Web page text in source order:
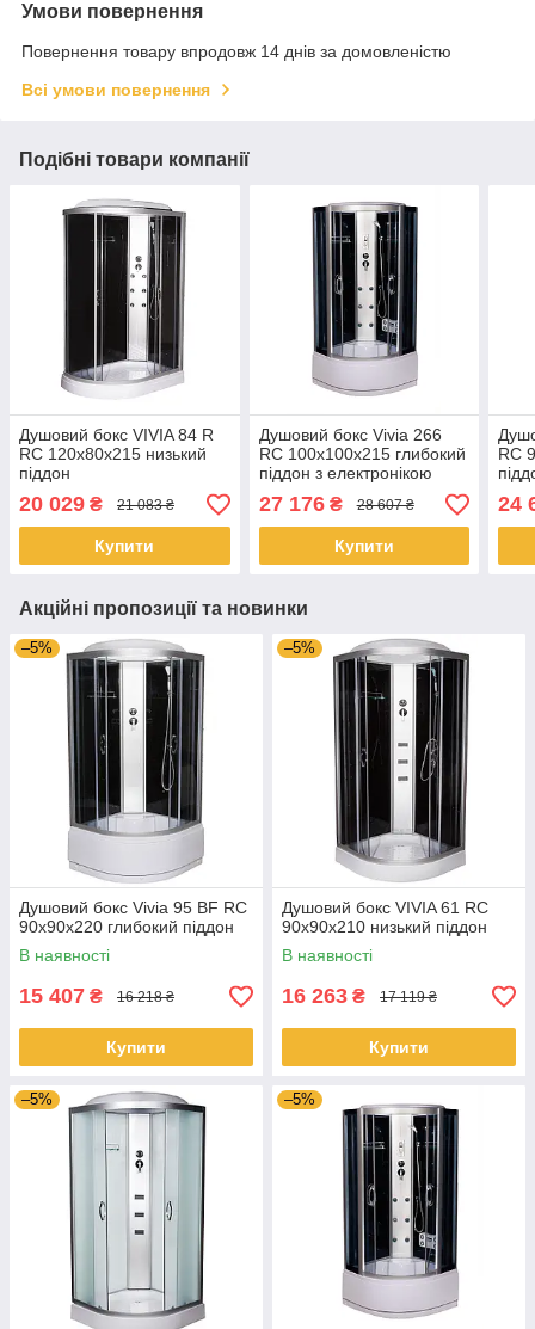
Умови повернення
Повернення товару впродовж 14 днів за домовленістю
Всі умови повернення
Подібні товари компанії
Душовий бокс VIVIA 84 R
RC 120x80x215 низький
піддон
20 029 ₴ 21 083 ₴
Купити
Душовий бокс Vivia 266
RC 100х100х215 глибокий
піддон з електронікою
(радіо,світло,витяжка)
27 176₴ 28 607 ₴
Купити
RC
24
Акційні пропозиції та новинки
–5%
Душовий бокс Vivia 95 BF RC
90х90х220 глибокий піддон
В наявності
15 407 ₴ 16 218 ₴
Купити
–5%
Душовий бокс VIVIA 61 RC
90x90x210 низький піддон
В наявності
16 263 ₴ 17 119 ₴
Купити
–5% –5%